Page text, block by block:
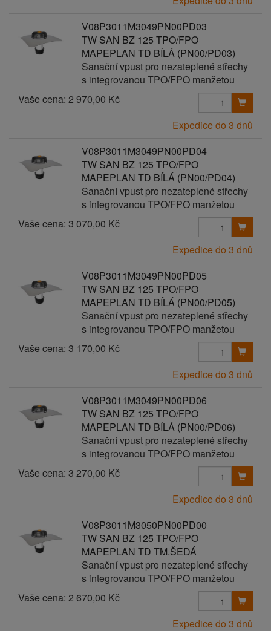
V08P3011M3049PN00PD03
TW SAN BZ 125 TPO/FPO
MAPEPLAN TD BÍLÁ (PN00/PD03)
Sanační vpust pro nezateplené střechy
s integrovanou TPO/FPO manžetou
Vaše cena: 2 970,00 Kč
Expedice do 3 dnů
V08P3011M3049PN00PD04
TW SAN BZ 125 TPO/FPO
MAPEPLAN TD BÍLÁ (PN00/PD04)
Sanační vpust pro nezateplené střechy
s integrovanou TPO/FPO manžetou
Vaše cena: 3 070,00 Kč
Expedice do 3 dnů
V08P3011M3049PN00PD05
TW SAN BZ 125 TPO/FPO
MAPEPLAN TD BÍLÁ (PN00/PD05)
Sanační vpust pro nezateplené střechy
s integrovanou TPO/FPO manžetou
Vaše cena: 3 170,00 Kč
Expedice do 3 dnů
V08P3011M3049PN00PD06
TW SAN BZ 125 TPO/FPO
MAPEPLAN TD BÍLÁ (PN00/PD06)
Sanační vpust pro nezateplené střechy
s integrovanou TPO/FPO manžetou
Vaše cena: 3 270,00 Kč
Expedice do 3 dnů
V08P3011M3050PN00PD00
TW SAN BZ 125 TPO/FPO
MAPEPLAN TD TM.ŠEDÁ
Sanační vpust pro nezateplené střechy
s integrovanou TPO/FPO manžetou
Vaše cena: 2 670,00 Kč
Expedice do 3 dnů